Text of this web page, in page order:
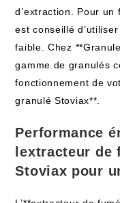
d’extraction. Pour
est conseillé
faible. Chez
gamme de granulés
fonctionnement de
granulé Stoviax**.
Performance
lextracteur de
Stoviax pour